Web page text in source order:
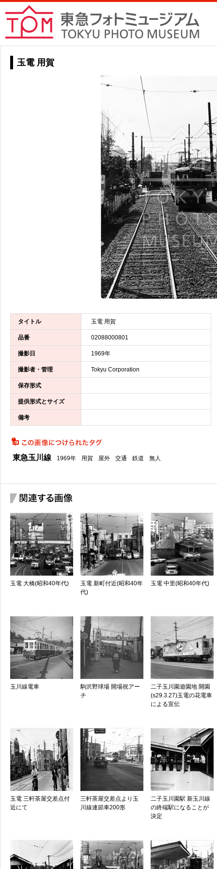
玉電 用賀
タイトル 玉電 用賀
品番 02088000801
撮影日 1969年
撮影者・管理 Tokyu Corporation
保存形式
提供形式とサイズ
備考
東急玉川線 1969年 用賀 屋外 交通 鉄道 無人
玉電 大橋(昭和40年代)
玉電 新町付近(昭和40年
代)
玉電 中里(昭和40年代)
玉川線電車
駒沢野球場 開場祝アー
チ
二子玉川園遊園地 開園
(s29.3.27)玉電の花電車
による宣伝
玉電 三軒茶屋交差点付
近にて
三軒茶屋交差点より玉
川線連節車200形
二子玉川園駅 新玉川線
の終端駅になることが
決定